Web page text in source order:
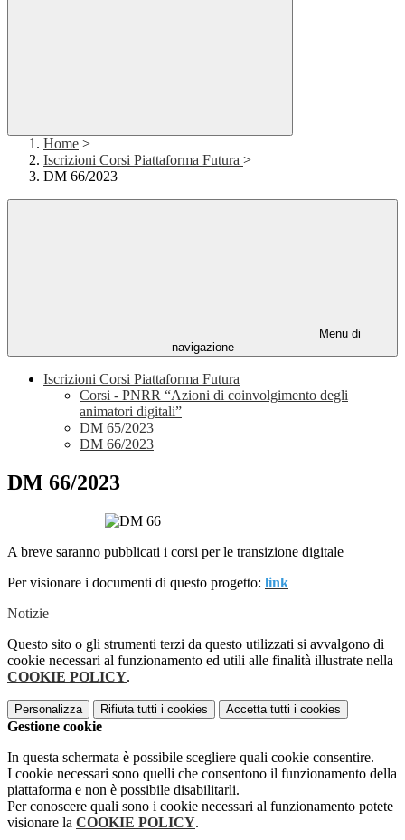
Home >
Iscrizioni Corsi Piattaforma Futura >
DM 66/2023
Menu di
navigazione
Iscrizioni Corsi Piattaforma Futura
Corsi - PNRR “Azioni di coinvolgimento degli
animatori digitali”
DM 65/2023
DM 66/2023
DM 66/2023
A breve saranno pubblicati i corsi per le transizione digitale
Per visionare i documenti di questo progetto: link
Notizie
Questo sito o gli strumenti terzi da questo utilizzati si avvalgono di
cookie necessari al funzionamento ed utili alle finalità illustrate nella
COOKIE POLICY.
Personalizza Rifiuta tutti i cookies Accetta tutti i cookies
Gestione cookie
In questa schermata è possibile scegliere quali cookie consentire.
I cookie necessari sono quelli che consentono il funzionamento della
piattaforma e non è possibile disabilitarli.
Per conoscere quali sono i cookie necessari al funzionamento potete
visionare la COOKIE POLICY.